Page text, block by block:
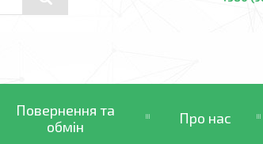
Повернення та
обмін
Про нас